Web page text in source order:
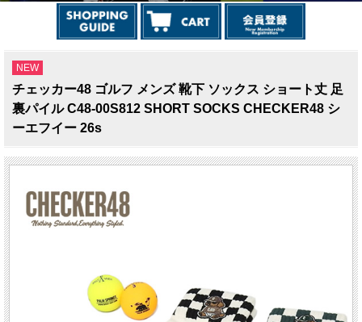
NEW
チェッカー48 ゴルフ メンズ 靴下 ソックス ショート丈 足
裏パイル C48-00S812 SHORT SOCKS CHECKER48 シ
ーエフイー 26s